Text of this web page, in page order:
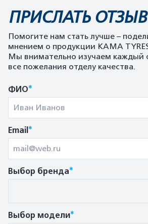
ПРИСЛАТЬ ОТЗЫВ
Помогите нам стать лучше –
мнением о продукции KAMA
Мы внимательно изучаем каждый
все пожелания отделу качества.
ФИО*
Email*
Выбор бренда*
Выбор модели*